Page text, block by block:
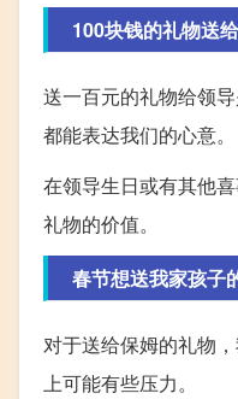
100块钱的礼物送
送一百元的礼物给领
都能表达我们的心意。
在领导生日或有其他
礼物的价值。
春节想送我家孩子
对于送给保姆的礼物
上可能有些压力。